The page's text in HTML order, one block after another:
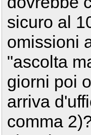
sicuro al
omissioni
"ascolta
giorni poi
arriva
comma